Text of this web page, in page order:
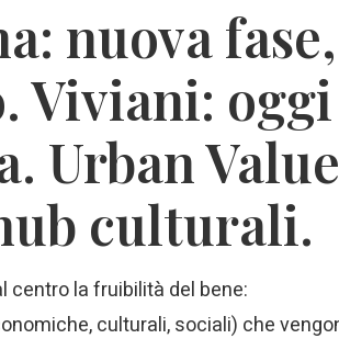
nuova fase,
Viviani: oggi
Urban Value
culturali.
la fruibilità del bene:
culturali, sociali) che